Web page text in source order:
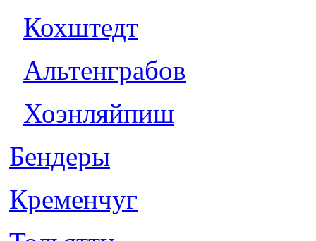
Кохштедт
Альтенграбов
Хоэнляйпиш
Бендеры
Кременчуг